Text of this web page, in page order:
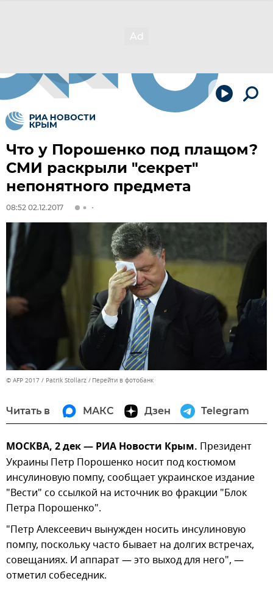
Что у Порошенко под плащом?
СМИ раскрыли "секрет"
непонятного предмета
08:52 02.12.2017
© AFP 2017 / Patrik Stollarz Перейти в фотобанк
Читать в МАКС Дзен Telegram
МОСКВА, 2 дек — РИА Новости Крым. Президент
Украины Петр Порошенко носит под костюмом
инсулиновую помпу, сообщает украинское издание
"Вести" со ссылкой на источник во фракции "Блок
Петра Порошенко".
"Петр Алексеевич вынужден носить инсулиновую
помпу, поскольку часто бывает на долгих встречах,
совещаниях. И аппарат — это выход для него", —
отметил собеседник.